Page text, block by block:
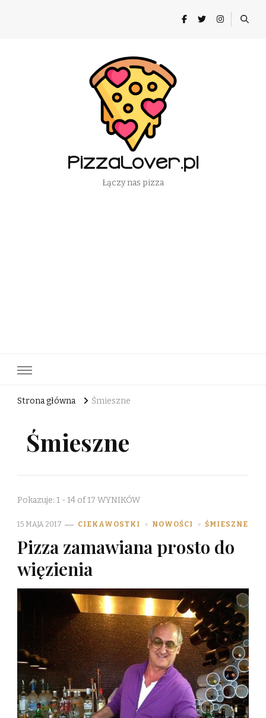
PizzaLover.pl
Łączy nas pizza
Strona główna Śmieszne
Śmieszne
Pokazuje: 1 - 14 of 17 WYNIKÓW
15 MAJA 2017 CIEKAWOSTKI NOWOŚCI ŚMIESZNE
Pizza zamawiana prosto do
więzienia